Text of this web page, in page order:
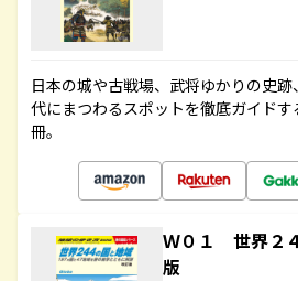
日本の城や古戦場、武将ゆかりの史
代にまつわるスポットを徹底ガイド
冊。
Ｗ０１ 世界２
版